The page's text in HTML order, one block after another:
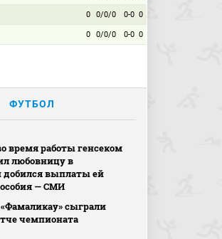
0 0/0/0 0-0 0
0 0/0/0 0-0 0
ФУТБОЛ
время работы генсеком
любовницу в
добился выплаты ей
— СМИ
сыграли
чемпионата